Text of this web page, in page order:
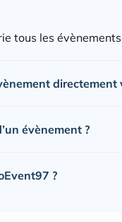
tous les
directement
évènement ?
?